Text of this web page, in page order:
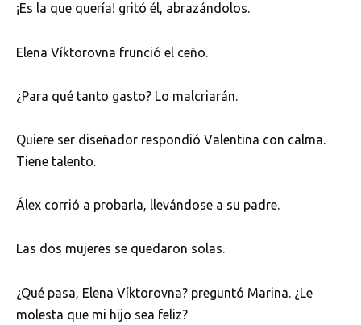
¡Es la que quería! gritó él, abrazándolos.
Elena Víktorovna frunció el ceño.
¿Para qué tanto gasto? Lo malcriarán.
Quiere ser diseñador respondió Valentina con calma.
Tiene talento.
Álex corrió a probarla, llevándose a su padre.
Las dos mujeres se quedaron solas.
¿Qué pasa, Elena Víktorovna? preguntó Marina. ¿Le
molesta que mi hijo sea feliz?